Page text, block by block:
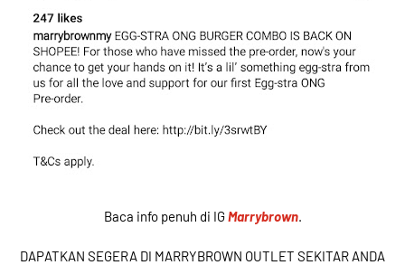
Baca info penuh di IGMarrybrown.
DAPATKAN SEGERA DI MARRYBROWN OUTLET SEKITAR ANDA